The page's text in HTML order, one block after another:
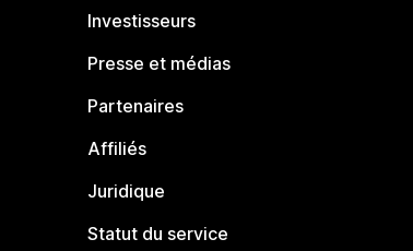
Investisseurs
Presse et médias
Partenaires
Affiliés
Juridique
Statut du service